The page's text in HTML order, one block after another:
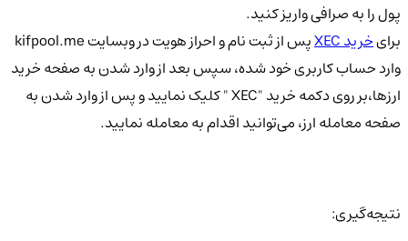
پول را به صرافی واریز کنید.
برایخرید XEC
پس از ثبت نام و احراز هویت در وبسایت kifpool.me
وارد حساب کاربری خود شده، سپس بعد از وارد شدن به صفحه خرید
ارزها،بر روی دکمه خرید "XEC " کلیک نمایید و پس از وارد شدن به
صفحه معامله ارز، می‌توانید اقدام به معامله نمایید.
نتیجه‌گیری: